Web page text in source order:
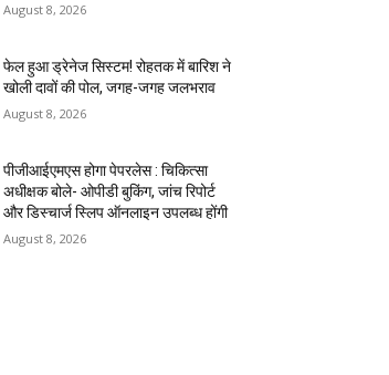
August 8, 2026
फेल हुआ ड्रेनेज सिस्टम! रोहतक में बारिश ने
खोली दावों की पोल, जगह-जगह जलभराव
August 8, 2026
पीजीआईएमएस होगा पेपरलेस : चिकित्सा
अधीक्षक बोले- ओपीडी बुकिंग, जांच रिपोर्ट
और डिस्चार्ज स्लिप ऑनलाइन उपलब्ध होंगी
August 8, 2026